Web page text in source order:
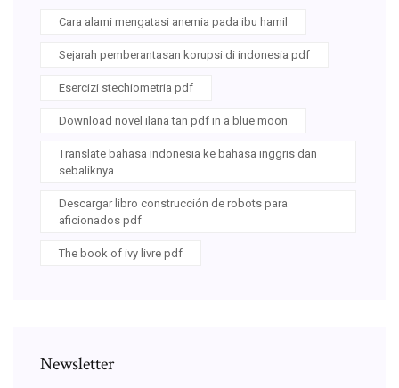
Cara alami mengatasi anemia pada ibu hamil
Sejarah pemberantasan korupsi di indonesia pdf
Esercizi stechiometria pdf
Download novel ilana tan pdf in a blue moon
Translate bahasa indonesia ke bahasa inggris dan
sebaliknya
Descargar libro construcción de robots para
aficionados pdf
The book of ivy livre pdf
Newsletter